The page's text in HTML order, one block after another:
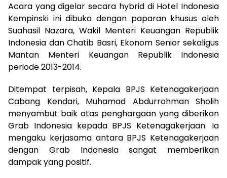
Acara yang digelar secara hybrid di Hotel Indonesia
Kempinski ini dibuka dengan paparan khusus oleh
Suahasil Nazara, Wakil Menteri Keuangan Republik
Indonesia dan Chatib Basri, Ekonom Senior sekaligus
Mantan Menteri Keuangan Republik Indonesia
periode 2013-2014.
Ditempat terpisah, Kepala BPJS Ketenagakerjaan
Cabang Kendari, Muhamad Abdurrohman Sholih
menyambut baik atas penghargaan yang diberikan
Grab Indonesia kepada BPJS Ketenagakerjaan. Ia
mengaku kerjasama antara BPJS Ketenagakerjaan
dengan Grab Indonesia sangat memberikan
dampak yang positif.